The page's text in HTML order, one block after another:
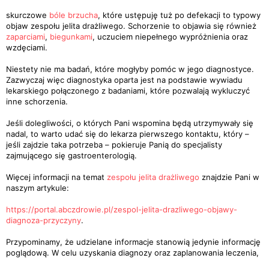
skurczowe bóle brzucha, które ustępuję tuż po defekacji to typowy
objaw zespołu jelita drażliwego. Schorzenie to objawia się również
zaparciami, biegunkami, uczuciem niepełnego wypróżnienia oraz
wzdęciami.
Niestety nie ma badań, które mogłyby pomóc w jego diagnostyce.
Zazwyczaj więc diagnostyka oparta jest na podstawie wywiadu
lekarskiego połączonego z badaniami, które pozwalają wykluczyć
inne schorzenia.
Jeśli dolegliwości, o których Pani wspomina będą utrzymywały się
nadal, to warto udać się do lekarza pierwszego kontaktu, który –
jeśli zajdzie taka potrzeba – pokieruje Panią do specjalisty
zajmującego się gastroenterologią.
Więcej informacji na temat zespołu jelita drażliwego znajdzie Pani w
naszym artykule:
https://portal.abczdrowie.pl/zespol-jelita-drazliwego-objawy-
diagnoza-przyczyny.
Przypominamy, że udzielane informacje stanowią jedynie informację
poglądową. W celu uzyskania diagnozy oraz zaplanowania leczenia,